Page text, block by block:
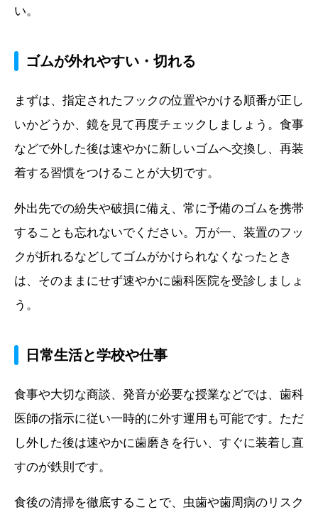
い。
ゴムが外れやすい・切れる
まずは、指定されたフックの位置やかける順番が正し
いかどうか、鏡を見て再度チェックしましょう。食事
などで外した後は速やかに新しいゴムへ交換し、再装
着する習慣をつけることが大切です。
外出先での紛失や破損に備え、常に予備のゴムを携帯
することも忘れないでください。万が一、装置のフッ
クが折れるなどしてゴムがかけられなくなったとき
は、そのままにせず速やかに歯科医院を受診しましょ
う。
日常生活と学校や仕事
食事や大切な商談、発音が必要な授業などでは、歯科
医師の指示に従い一時的に外す運用も可能です。ただ
し外した後は速やかに歯磨きを行い、すぐに装着し直
すのが鉄則です。
食後の清掃を徹底することで、虫歯や歯周病のリスク